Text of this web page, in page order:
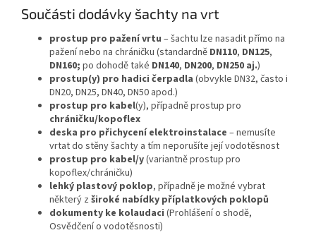
Součásti dodávky šachty na vrt
prostup pro pažení vrtu – šachtu lze nasadit přímo na
pažení nebo na chráničku (standardně DN110, DN125,
DN160; po dohodě také DN140, DN200, DN250 aj.)
prostup(y) pro hadici čerpadla (obvykle DN32, často i
DN20, DN25, DN40, DN50 apod.)
prostup pro kabel(y), případně prostup pro
chráničku/kopoflex
deska pro přichycení elektroinstalace – nemusíte
vrtat do stěny šachty a tím neporušíte její vodotěsnost
prostup pro kabel/y(variantně prostup pro
kopoflex/chráničku)
lehký plastový poklop, případně je možné vybrat
některý z široké nabídky příplatkových poklopů
dokumenty ke kolaudaci (Prohlášení o shodě,
Osvědčení o vodotěsnosti)